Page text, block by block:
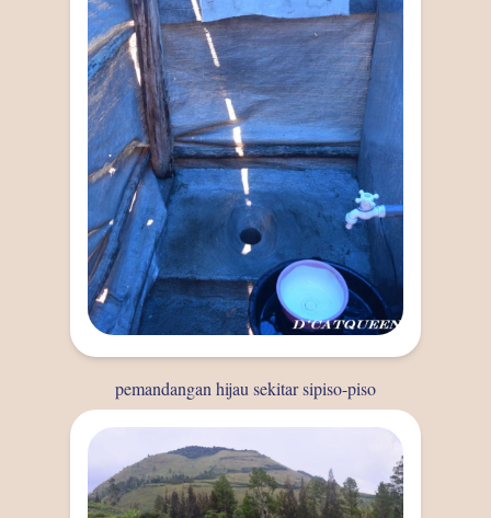
pemandangan hijau sekitar sipiso-piso